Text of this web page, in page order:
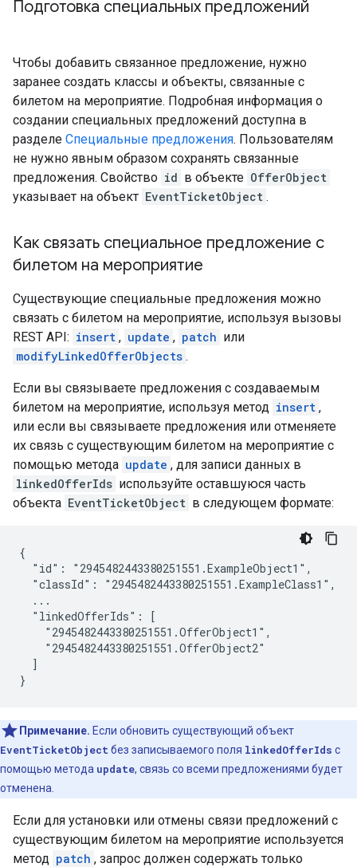
Подготовка специальных предложений
Чтобы добавить связанное предложение, нужно
заранее создать классы и объекты, связанные с
билетом на мероприятие. Подробная информация о
создании специальных предложений доступна в
разделе Специальные предложения. Пользователям
не нужно явным образом сохранять связанные
предложения. Свойство id в объекте OfferObject
указывает на объект EventTicketObject .
Как связать специальное предложение с
билетом на мероприятие
Существующие специальные предложения можно
связать с билетом на мероприятие, используя вызовы
REST API: insert , update , patch или
modifyLinkedOfferObjects .
Если вы связываете предложения с создаваемым
билетом на мероприятие, используя метод insert ,
или если вы связываете предложения или отменяете
их связь с существующим билетом на мероприятие с
помощью метода update , для записи данных в
linkedOfferIds используйте оставшуюся часть
объекта EventTicketObject в следующем формате:
{
  "id": "2945482443380251551.ExampleObject1",
  "classId": "2945482443380251551.ExampleClass1",
  ...
  "linkedOfferIds": [
    "2945482443380251551.OfferObject1",
    "2945482443380251551.OfferObject2"
  ]
}
Примечание. Если обновить существующий объект
EventTicketObject без записываемого поля linkedOfferIds с
помощью метода update, связь со всеми предложениями будет
отменена.
Если для установки или отмены связи предложений с
существующим билетом на мероприятие используется
метод patch , запрос должен содержать только